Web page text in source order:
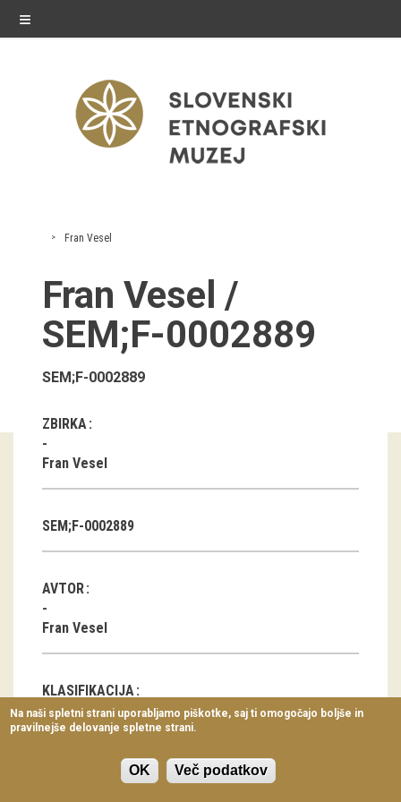
≡
razstave
Občasne razstave
Gostovanja
E-razstave
Virtualni sprehodi
Razstavni projekti
Napovednik
Arhiv razstav
Koledar dogodkov
Prireditve
Predavanja
Delavnice
Vodeni ogledi
Fran Vesel
Fran Vesel /
SEM;F-0002889
SEM;F-0002889
ZBIRKA
Fran Vesel
SEM;F-0002889
AVTOR
Fran Vesel
KLASIFIKACIJA
Spomenik, spominsko obeležje
Na naši spletni strani uporabljamo piškotke, saj ti omogočajo boljše in
pravilnejše delovanje spletne strani.
OK Več podatkov